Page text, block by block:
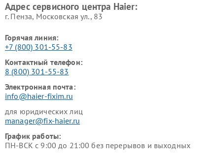
Адрес сервисного центра Haier:
г. Пенза, Московская ул., 83
Горячая линия:
+7 (800) 301-55-83
Контактный телефон:
8 (800) 301-55-83
Электронная почта:
info@haier-fixim.ru
для юридических лиц
manager@fix-haier.ru
График работы:
ПН-ВСК с 9:00 до 21:00 без перерывов и выходных